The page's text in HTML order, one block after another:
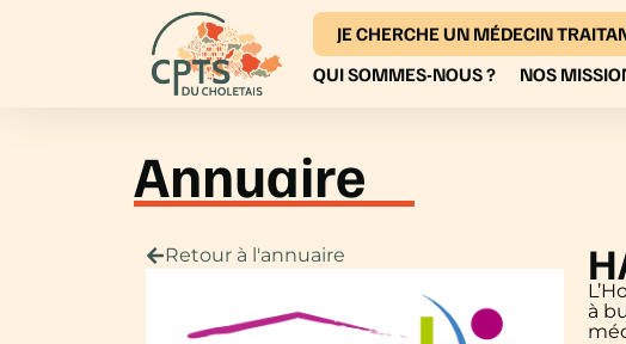
JE CHERCHE UN MÉDECIN
QUI SOMMES-NOUS ?
NOS
Annuaire
Retour à l'annuaire
à